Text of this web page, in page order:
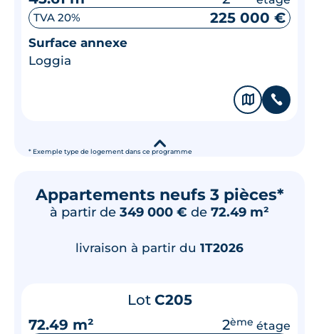
* Exemple type de logement dans ce programme
TVA 20% 225 000 €
Surface annexe
Loggia
🗞 📞
▾
Appartements neufs 3 pièces*
à partir de 349 000 € de 72.49 m²
livraison à partir du 1T2026
Lot C205
72.49 m²
2ème étage